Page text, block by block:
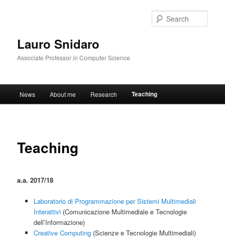
Lauro Snidaro
Associate Professor in Computer Science
Skip to primary content
News About me Research Teaching
Teaching
a.a. 2017/18
Laboratorio di Programmazione per Sistemi Multimediali
Interattivi(Comunicazione Multimediale e Tecnologie
dell’Informazione)
Creative Computing(Scienze e Tecnologie Multimediali)